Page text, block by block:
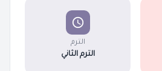
الترم
الترم الثاني